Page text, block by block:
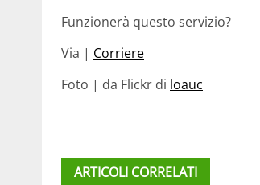
Funzionerà questo servizio?
Via | Corriere
Foto | da Flickr di loauc
ARTICOLI CORRELATI